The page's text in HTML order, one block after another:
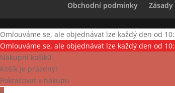
Obchodní podmínky
Omlouváme se, ale objednávat lze každý den od
Omlouváme se, ale objednávat lze každý den od
Nákupní košík0
Košík je prázdný!
Pokračovat v nákupu